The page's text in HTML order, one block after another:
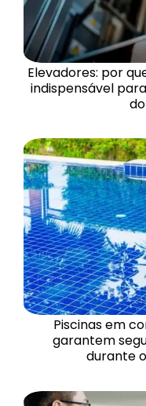
Elevadores: por
indispensável
Piscinas em
garantem
durante